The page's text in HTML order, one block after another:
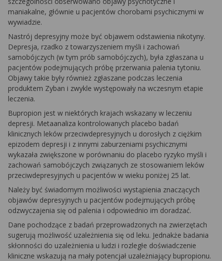
maniakalne, głównie u pacjentów chorobami psychicznymi w
wywiadzie.
Nastrój depresyjny może być objawem odstawienia nikotyny.
Depresja, rzadko z towarzyszeniem myśli i zachowań
samobójczych (w tym prób samobójczych), była zgłaszana u
pacjentów podejmujących próbę przerwania palenia tytoniu.
Objawy takie były również zgłaszane podczas leczenia
produktem Zyban i zwykle występowały na wczesnym etapie
leczenia.
Bupropion jest w niektórych krajach wskazany w leczeniu
depresji. Metaanaliza kontrolowanych placebo badań
klinicznych leków przeciwdepresyjnych u dorosłych z ciężkim
epizodem depresji i z innymi zaburzeniami psychicznymi
wykazała zwiększone w porównaniu do placebo ryzyko myśli i
zachowań samobójczych związanych ze stosowaniem leków
przeciwdepresyjnych u pacjentów w wieku poniżej 25 lat.
Należy być świadomym możliwości wystąpienia znaczących
objawów depresyjnych u pacjentów podejmujących próbę
odzwyczajenia się od palenia i odpowiednio im doradzać.
Dane pochodzące z badań przeprowadzonych na zwierzętach
sugerują możliwość uzależnienia się od leku. Jednakże badania
skłonności do uzależnienia u ludzi i rozległe doświadczenie
kliniczne wskazują na mały potencjał uzależniający bupropionu.